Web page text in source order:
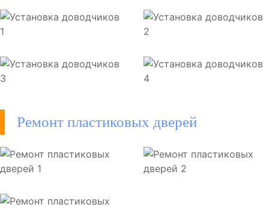
Ремонт пластиковых дверей